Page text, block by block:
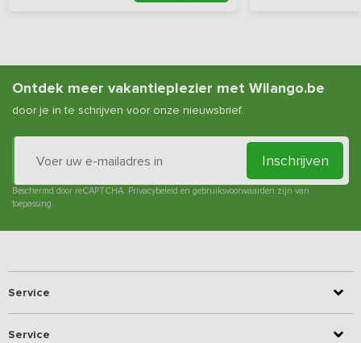
Ontdek meer vakantieplezier met Wilango.be
door je in te schrijven voor onze nieuwsbrief.
Inschrijven
Beschermd door reCAPTCHA. Privacybeleid en gebruiksvoorwaarden zijn van
toepassing.
Service
Service